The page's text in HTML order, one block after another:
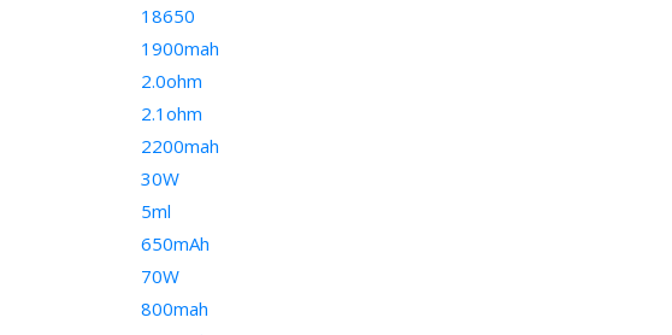
18650
1900mah
2.0ohm
2.1ohm
2200mah
30W
5ml
650mAh
70W
800mah